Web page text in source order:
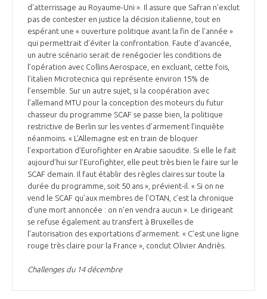
LA MÉDIATION AU-DELÀ DE LA FILIÈRE AÉRONAUTIQUE ET SPATIALE
PRENDRE CONTACT AVEC LE MÉDIATEUR DE LA FILIÈRE
LES ENJEUX
COMPÉTITIVITÉ
EMPLOI & FORMATION
ENVIRONNEMENT
INNOVATION
INTERNATIONALISATION
LES PUBLICATIONS
DOCUMENTS & BROCHURES
RAPPORTS D'ACTIVITÉS
d’atterrissage au Royaume-Uni ». Il assure que Safran n’exclut
pas de contester en justice la décision italienne, tout en
espérant une « ouverture politique avant la fin de l’année »
qui permettrait d’éviter la confrontation. Faute d’avancée,
un autre scénario serait de renégocier les conditions de
l’opération avec Collins Aerospace, en excluant, cette fois,
l’italien Microtecnica qui représente environ 15% de
l’ensemble. Sur un autre sujet, si la coopération avec
l’allemand MTU pour la conception des moteurs du futur
chasseur du programme SCAF se passe bien, la politique
restrictive de Berlin sur les ventes d’armement l’inquiète
néanmoins. « L’Allemagne est en train de bloquer
l’exportation d’Eurofighter en Arabie saoudite. Si elle le fait
aujourd’hui sur l’Eurofighter, elle peut très bien le faire sur le
SCAF demain. Il faut établir des règles claires sur toute la
durée du programme, soit 50 ans », prévient-il. « Si on ne
vend le SCAF qu’aux membres de l’OTAN, c’est la chronique
d’une mort annoncée : on n’en vendra aucun ». Le dirigeant
se refuse également au transfert à Bruxelles de
l’autorisation des exportations d’armement. « C’est une ligne
rouge très claire pour la France », conclut Olivier Andriès.
Challenges du 14 décembre